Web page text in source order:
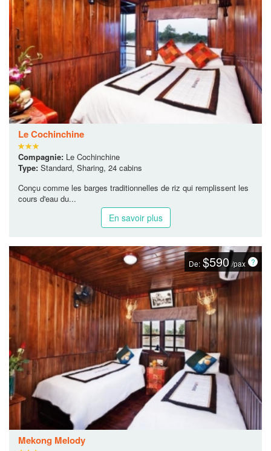
Le Cochinchine
Compagnie: Le Cochinchine
Type: Standard, Sharing, 24 cabins
Conçu comme les barges traditionnelles de riz qui remplissent les
cours d'eau du...
En savoir plus
De: $590 /pax
Mekong Melody